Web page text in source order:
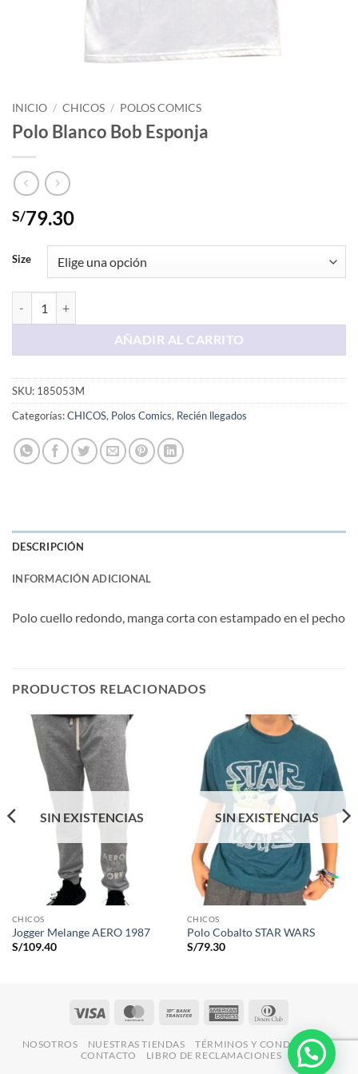
INICIO / CHICOS / POLOS COMICS
Polo Blanco Bob Esponja
S/79.30
Size
AÑADIR AL CARRITO
SKU: 185053M
Categorías:CHICOS, Polos Comics, Recién llegados
DESCRIPCIÓN
INFORMACIÓN ADICIONAL
Polo cuello redondo, manga corta con estampado en el pecho
PRODUCTOS RELACIONADOS
SIN EXISTENCIAS
CHICOS
Jogger Melange AERO 1987
S/109.40
SIN EXISTENCIAS
CHICOS
Polo Cobalto STAR WARS
S/79.30
Visa MasterCardBank
American
Club
NOSOTROS NUESTRAS TIENDAS
TÉRMINOS Y CONDICIONES
CONTACTO
LIBRO DE RECLAMACIONES